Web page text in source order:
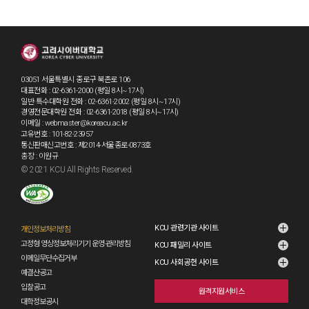
03051 서울특별시 종로구 북촌로 106
대표전화 : 02-6361-2000 (평일 8시~17시)
일반·특수대학원 전화 : 02-6361-2002 (평일 8시~17시)
경영전문대학원 전화 : 02-6361-2018 (평일 8시~17시)
이메일 : webmaster@koreacu.ac.kr
고유번호 : 101-82-23957
통신판매신고번호 : 제2014-서울종로-0873호
총장 : 이원규
© 2021 KCU All Rights Reserved.
개인정보처리방침
고정형 영상정보처리기기 운영·관리방침
이메일무단수집거부
예결산공고
입찰공고
대학정보공시
KCU 관련기관 사이트
KCU 패밀리 사이트
KCU 사회공헌 사이트
원격지원서비스